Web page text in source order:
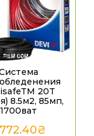
20T
8.5м2, 85мп,
1700ват
₴